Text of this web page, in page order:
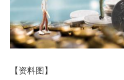
【资料图】